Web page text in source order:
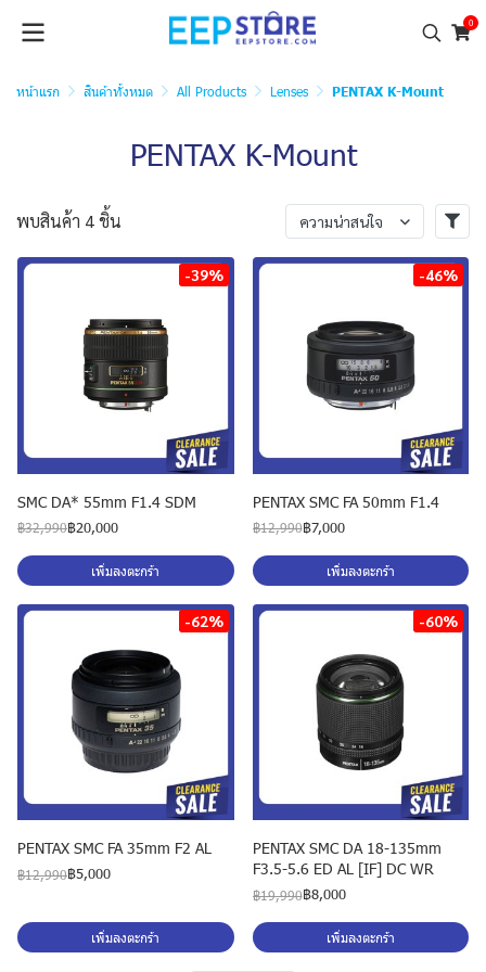
0
หน้าแรก สินค้าทั้งหมด All Products Lenses PENTAX K-Mount
PENTAX K-Mount
พบสินค้า 4 ชิ้น ความน่าสนใจ
-39%
SMC DA* 55mm F1.4 SDM
฿32,990฿20,000
เพิ่มลงตะกร้า
-46%
PENTAX SMC FA 50mm F1.4
฿12,990฿7,000
เพิ่มลงตะกร้า
-62%
PENTAX SMC FA 35mm F2 AL
฿12,990฿5,000
เพิ่มลงตะกร้า
-60%
PENTAX SMC DA 18-135mm
F3.5-5.6 ED AL [IF] DC WR
฿19,990฿8,000
เพิ่มลงตะกร้า